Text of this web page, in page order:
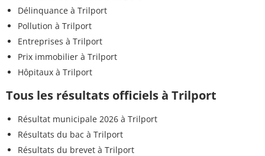
Délinquance à Trilport
Pollution à Trilport
Entreprises à Trilport
Prix immobilier à Trilport
Hôpitaux à Trilport
Tous les résultats officiels à Trilport
Résultat municipale 2026 à Trilport
Résultats du bac à Trilport
Résultats du brevet à Trilport